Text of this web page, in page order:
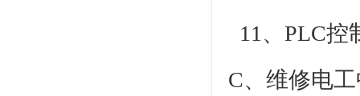
11、PLC
C、维修电